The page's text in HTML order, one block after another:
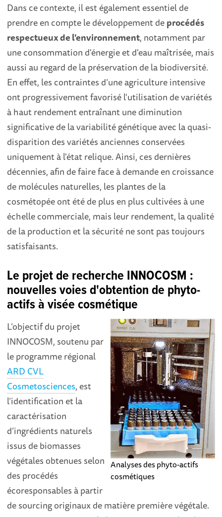
Dans ce contexte, il est également essentiel de
prendre en compte le développement deprocédés
respectueux de l'environnement, notamment par
une consommation d'énergie et d'eau maîtrisée, mais
aussi au regard de la préservation de la biodiversité.
En effet, les contraintes d’une agriculture intensive
ont progressivement favorisé l'utilisation de variétés
à haut rendement entraînant une diminution
significative de la variabilité génétique avec la quasi-
disparition des variétés anciennes conservées
uniquement à l'état relique. Ainsi, ces dernières
décennies, afin de faire face à demande en croissance
de molécules naturelles, les plantes de la
cosmétopée ont été de plus en plus cultivées à une
échelle commerciale, mais leur rendement, la qualité
de la production et la sécurité ne sont pas toujours
satisfaisants.
Le projet de recherche INNOCOSM :
nouvelles voies d'obtention de phyto-
actifs à visée cosmétique
Analyses des phyto-actifs
cosmétiques
L’objectif du projet
INNOCOSM, soutenu par
le programme régional
ARD CVL
Cosmetosciences, est
l’identification et la
caractérisation
d’ingrédients naturels
issus de biomasses
végétales obtenues selon
des procédés
écoresponsables à partir
de sourcing originaux de matière première végétale.